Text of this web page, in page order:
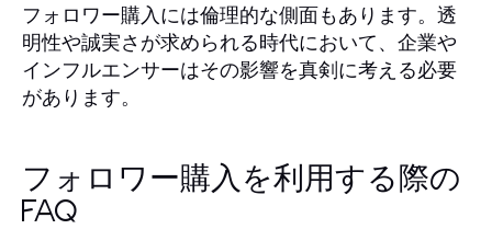
フォロワー購入には倫理的な側面もあります。透
明性や誠実さが求められる時代において、企業や
インフルエンサーはその影響を真剣に考える必要
があります。
フォロワー購入を利用する際の
FAQ